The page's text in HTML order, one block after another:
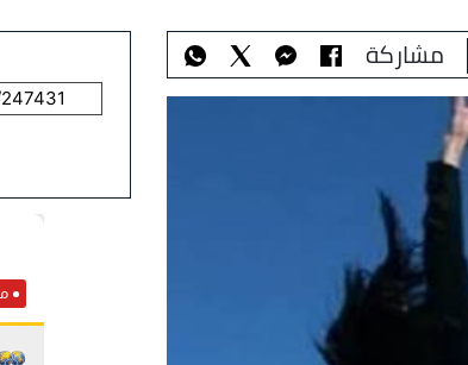
مشاركة